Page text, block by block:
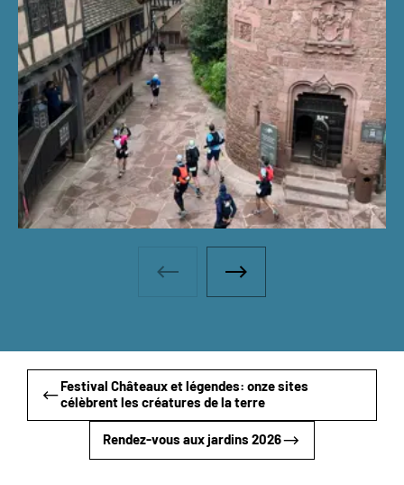
Galerie photos - Photo
Galerie photos - Photo
Festival Châteaux et légendes: onze sites
célèbrent les créatures de la terre
Rendez-vous aux jardins 2026